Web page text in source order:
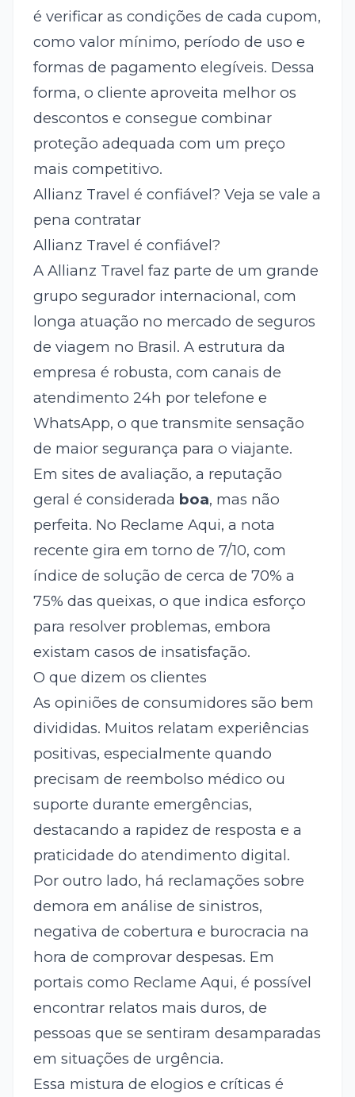
é verificar as condições de cada cupom,
como valor mínimo, período de uso e
formas de pagamento elegíveis. Dessa
forma, o cliente aproveita melhor os
descontos e consegue combinar
proteção adequada com um preço
mais competitivo.
Allianz Travel é confiável? Veja se vale a
pena contratar
Allianz Travel é confiável?
A Allianz Travel faz parte de um grande
grupo segurador internacional, com
longa atuação no mercado de seguros
de viagem no Brasil. A estrutura da
empresa é robusta, com canais de
atendimento 24h por telefone e
WhatsApp, o que transmite sensação
de maior segurança para o viajante.
Em sites de avaliação, a reputação
geral é considerada boa, mas não
perfeita. No Reclame Aqui, a nota
recente gira em torno de 7/10, com
índice de solução de cerca de 70% a
75% das queixas, o que indica esforço
para resolver problemas, embora
existam casos de insatisfação.
O que dizem os clientes
As opiniões de consumidores são bem
divididas. Muitos relatam experiências
positivas, especialmente quando
precisam de reembolso médico ou
suporte durante emergências,
destacando a rapidez de resposta e a
praticidade do atendimento digital.
Por outro lado, há reclamações sobre
demora em análise de sinistros,
negativa de cobertura e burocracia na
hora de comprovar despesas. Em
portais como Reclame Aqui, é possível
encontrar relatos mais duros, de
pessoas que se sentiram desamparadas
em situações de urgência.
Essa mistura de elogios e críticas é